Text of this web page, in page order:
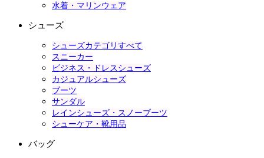
水着・マリンウェア
シューズ
シューズカテゴリすべて
スニーカー
ビジネス・ドレスシューズ
カジュアルシューズ
ブーツ
サンダル
レインシューズ・スノーブーツ
シューケア・靴用品
バッグ